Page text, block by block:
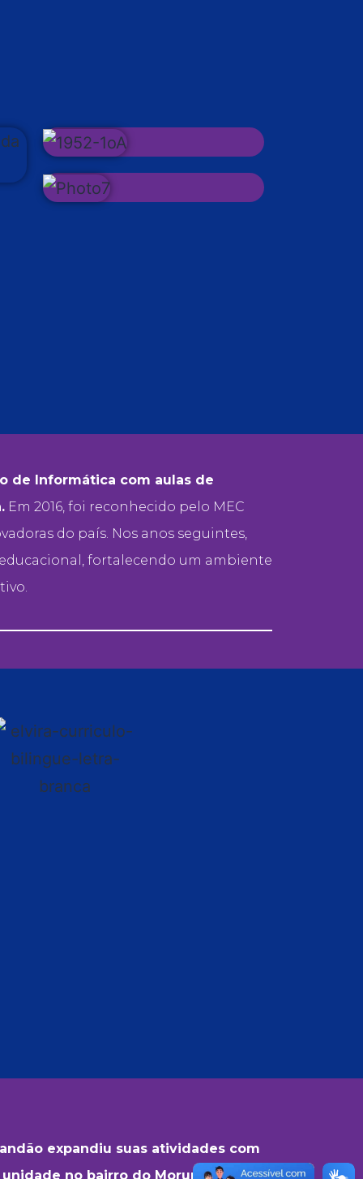
de Informática com aulas de
Em 2016, foi reconhecido pelo MEC
do país. Nos anos seguintes,
fortalecendo um ambiente
expandiu suas atividades com
no bairro do Morumbi,